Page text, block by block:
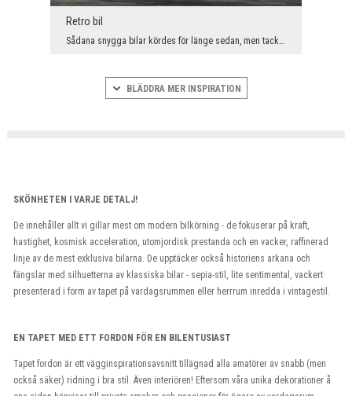
Retro bil
Sådana snygga bilar kördes för länge sedan, men tack vare den här väggdekorationen kan de parkera...
BLÄDDRA MER INSPIRATION
SKÖNHETEN I VARJE DETALJ!
De innehåller allt vi gillar mest om modern bilkörning - de fokuserar på kraft,
hastighet, kosmisk acceleration, utomjordisk prestanda och en vacker, raffinerad
linje av de mest exklusiva bilarna. De upptäcker också historiens arkana och
fängslar med silhuetterna av klassiska bilar - sepia-stil, lite sentimental, vackert
presenterad i form av tapet på vardagsrummen eller herrrum inredda i vintagestil.
EN TAPET MED ETT FORDON FÖR EN BILENTUSIAST
Tapet fordon är ett vägginspirationsavsnitt tillägnad alla amatörer av snabb (men
också säker) ridning i bra stil. Även interiören! Eftersom våra unika dekorationer å